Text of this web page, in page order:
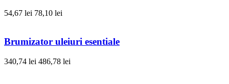
54,67 lei 78,10 lei
Brumizator uleiuri esentiale
340,74 lei 486,78 lei